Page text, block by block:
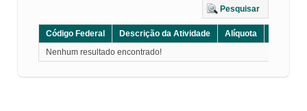
Pesquisar
Código Federal Descrição da Atividade Alíquota
Nenhum resultado encontrado!